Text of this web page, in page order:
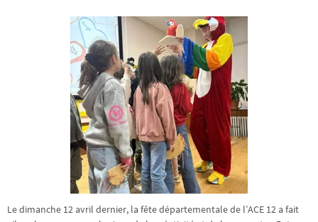
Le dimanche 12 avril dernier, la fête départementale de l’ACE 12 a fait